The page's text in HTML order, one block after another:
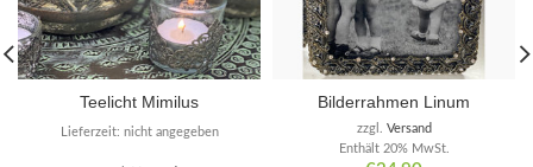
Teelicht Mimilus
Lieferzeit: nicht angegeben
Bilderrahmen Linum
Enthält 20% MwSt.
zzgl. Versand